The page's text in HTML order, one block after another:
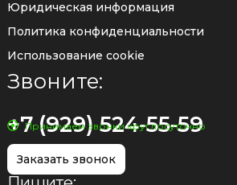
Юридическая информация
Политика конфиденциальности
Использование cookie
Звоните:
+7 (929) 524-55-59
Принимаем звонки круглосуточно
Заказать звонок